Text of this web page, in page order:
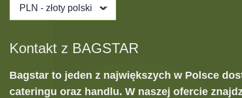
PLN - złoty polski
Kontakt z BAGSTAR
Bagstar to jeden z największych w Polsce
cateringu oraz handlu. W naszej ofercie